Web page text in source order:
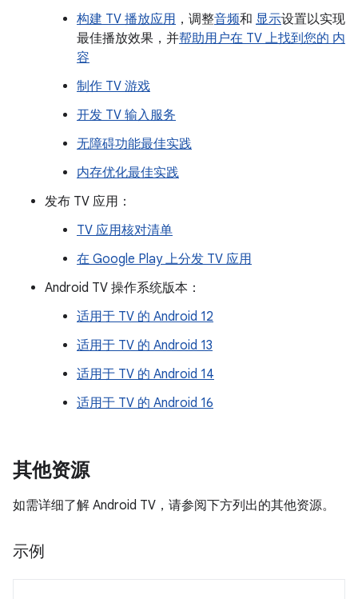
构建 TV 播放应用 ，调整音频和 显示设置以实现
最佳播放效果，并帮助用户在 TV 上找到您的 内
容
制作 TV 游戏
开发 TV 输入服务
无障碍功能最佳实践
内存优化最佳实践
发布 TV 应用：
TV 应用核对清单
在 Google Play 上分发 TV 应用
Android TV 操作系统版本：
适用于 TV 的 Android 12
适用于 TV 的 Android 13
适用于 TV 的 Android 14
适用于 TV 的 Android 16
其他资源
如需详细了解 Android TV，请参阅下方列出的其他资源。
示例